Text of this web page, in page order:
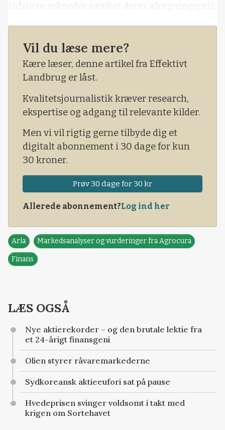
sidste to måneder sænket deres afregningspris,
kommet spænding om, hvilken vej mælkeprisen
skal.
Vil du læse mere?
Kære læser, denne artikel fra Effektivt
Landbrug er låst.
Kvalitetsjournalistik kræver research,
ekspertise og adgang til relevante kilder.
Men vi vil rigtig gerne tilbyde dig et
digitalt abonnement i 30 dage for kun
30 kroner.
Prøv 30 dage for 30 kr
Allerede abonnement?Log ind her
Arla Markedsanalyser og vurderinger fra Agrocura
Finans
LÆS OGSÅ
Nye aktierekorder – og den brutale lektie fra
et 24-årigt finansgeni
Olien styrer råvaremarkederne
Sydkoreansk aktieeufori sat på pause
Hvedeprisen svinger voldsomt i takt med
krigen om Sortehavet